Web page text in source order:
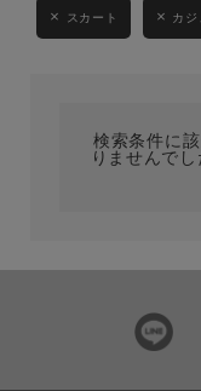
ブランド
スカート カジ
検索条件に
りませんで